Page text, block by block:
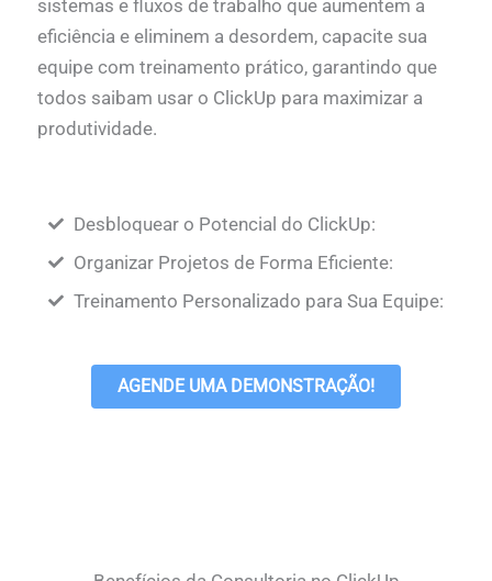
sistemas e fluxos de trabalho que aumentem a
eficiência e eliminem a desordem, capacite sua
equipe com treinamento prático, garantindo que
todos saibam usar o ClickUp para maximizar a
produtividade.
Desbloquear o Potencial do ClickUp:
Organizar Projetos de Forma Eficiente:
Treinamento Personalizado para Sua Equipe:
AGENDE UMA DEMONSTRAÇÃO!